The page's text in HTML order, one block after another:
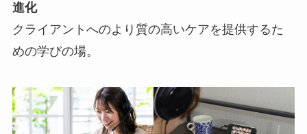
進化
クライアントへのより質の高いケアを提供するた
めの学びの場。